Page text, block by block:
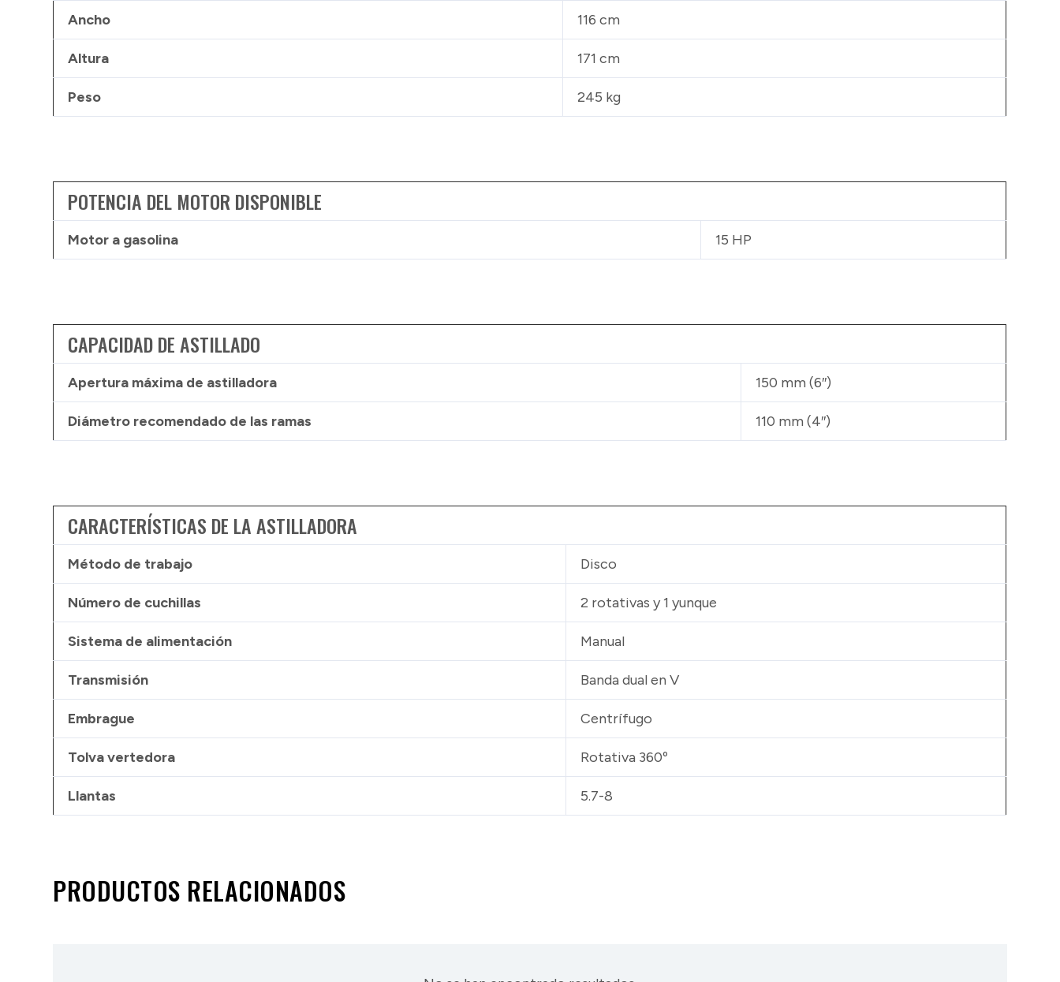
Ancho 116 cm
Altura 171 cm
Peso 245 kg
POTENCIA DEL MOTOR DISPONIBLE
Motor a gasolina 15 HP
CAPACIDAD DE ASTILLADO
Apertura máxima de astilladora 150 mm (6″)
Diámetro recomendado de las ramas 110 mm (4″)
CARACTERÍSTICAS DE LA ASTILLADORA
Método de trabajo Disco
Número de cuchillas 2 rotativas y 1 yunque
Sistema de alimentación Manual
Transmisión Banda dual en V
Embrague Centrífugo
Tolva vertedora Rotativa 360º
Llantas 5.7-8
PRODUCTOS RELACIONADOS